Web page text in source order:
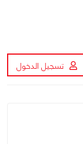
تسجيل الدخول